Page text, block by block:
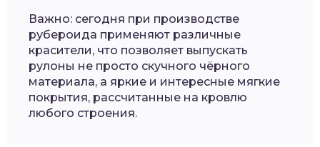
Важно: сегодня при производстве
рубероида применяют различные
красители, что позволяет выпускать
рулоны не просто скучного чёрного
материала, а яркие и интересные мягкие
покрытия, рассчитанные на кровлю
любого строения.